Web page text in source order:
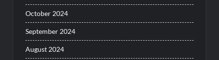
October 2024
September 2024
August 2024